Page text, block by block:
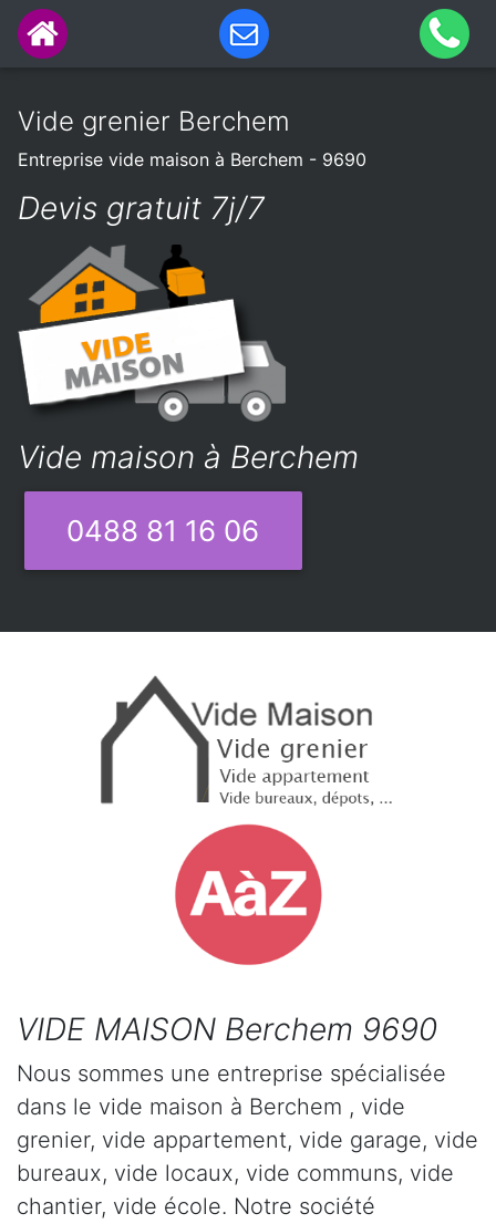
Vide grenier Berchem
Entreprise vide maison à Berchem - 9690
Devis gratuit 7j/7
Vide maison à Berchem
0488 81 16 06
VIDE MAISON Berchem 9690
Nous sommes une entreprise spécialisée
dans le vide maison à Berchem , vide
grenier, vide appartement, vide garage, vide
bureaux, vide locaux, vide communs, vide
chantier, vide école. Notre société